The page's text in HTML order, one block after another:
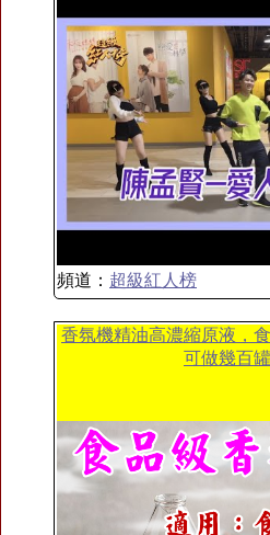
頻道： 超級紅人榜
香氛機精油高濃縮原液，
可做幾百